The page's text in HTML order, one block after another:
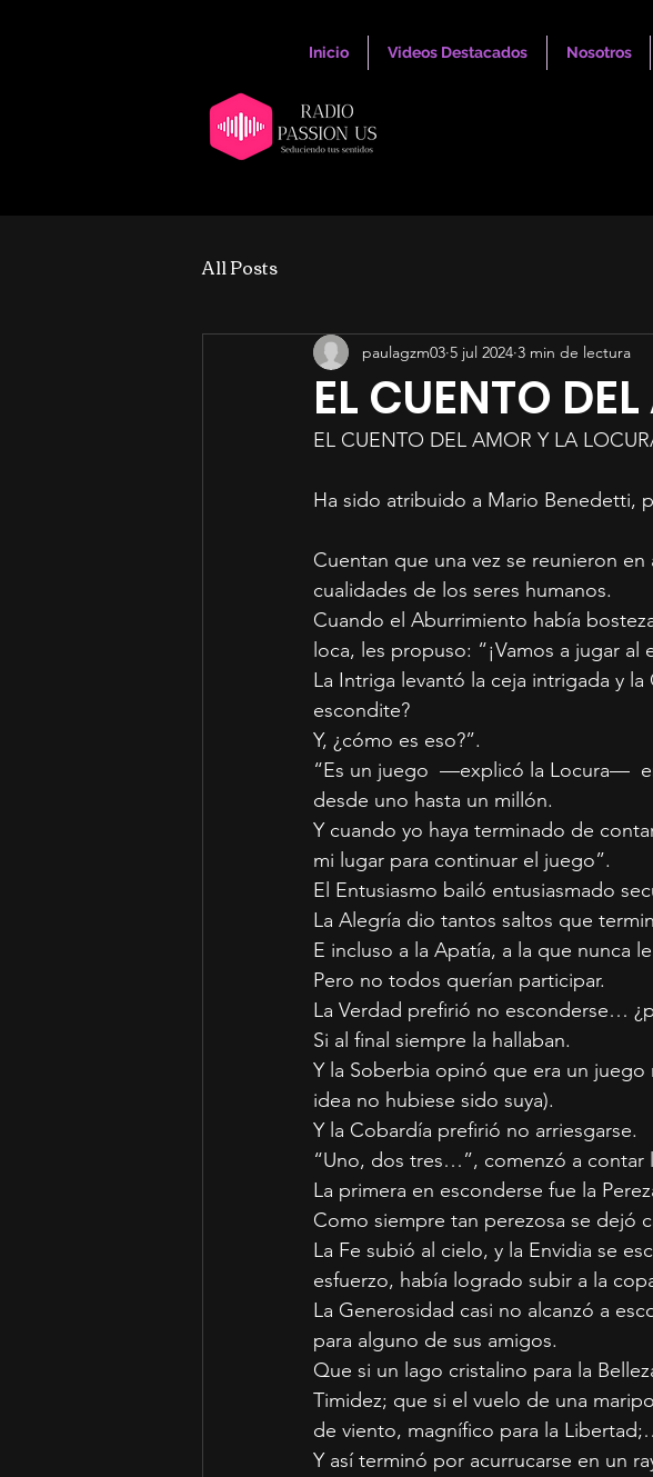
Inicio Videos Destacados Nosotros
All Posts
EL CUENTO
paulagzm03 5 jul 2024 3 min de lectura
EL CUENTO DEL AMOR Y LA
Ha sido atribuido a Mario Benedetti,
Cuentan que una vez se reunieron
cualidades de los seres humanos.
Cuando el Aburrimiento había
loca, les propuso: “¡Vamos a jugar al
La Intriga levantó la ceja intrigada y
escondite?
Y, ¿cómo es eso?”.
“Es un juego  —explicó la Locura—
desde uno hasta un millón.
Y cuando yo haya terminado de
mi lugar para continuar el juego”.
El Entusiasmo bailó entusiasmado
La Alegría dio tantos saltos que
E incluso a la Apatía, a la que nunca
Pero no todos querían participar.
La Verdad prefirió no esconderse…
Si al final siempre la hallaban.
Y la Soberbia opinó que era un
idea no hubiese sido suya).
Y la Cobardía prefirió no arriesgarse.
“Uno, dos tres…”, comenzó a contar
La primera en esconderse fue la
Como siempre tan perezosa se dejó
La Fe subió al cielo, y la Envidia se
esfuerzo, había logrado subir a la
La Generosidad casi no alcanzó a
para alguno de sus amigos.
Que si un lago cristalino para la
Timidez; que si el vuelo de una
de viento, magnífico para la
Y así terminó por acurrucarse en un